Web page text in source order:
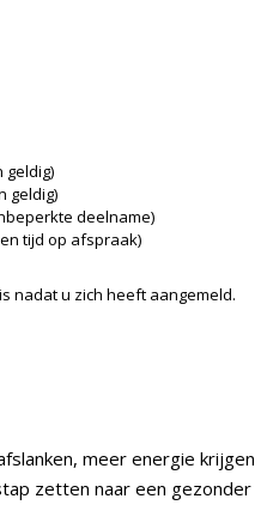
geldig)
geldig)
deelname)
tijd op afspraak)
nadat u zich heeft aangemeld.
meer energie krijgen
zetten naar een gezonder